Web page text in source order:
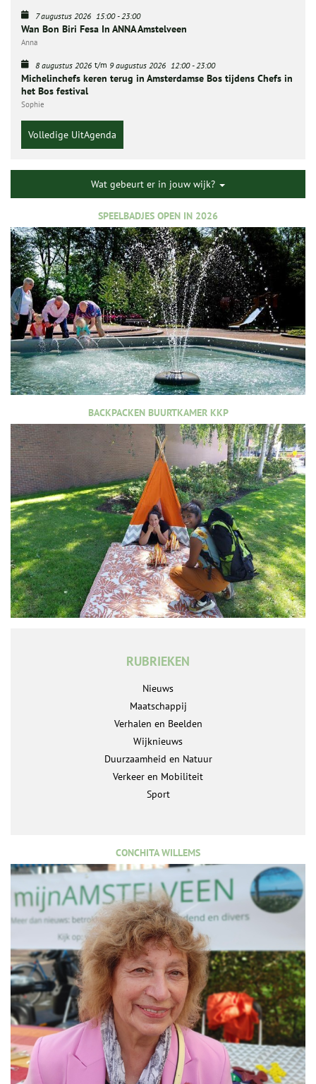
7 augustus 2026 15:00-23:00
Wan Bon Biri Fesa In ANNA Amstelveen
Anna
8 augustus 2026 t/m 9 augustus 2026 12:00-23:00
Michelinchefs keren terug in Amsterdamse Bos tijdens Chefs in
het Bos festival
Sophie
Volledige UitAgenda
Wat gebeurt er in jouw wijk?
SPEELBADJES OPEN IN 2026
BACKPACKEN BUURTKAMER KKP
RUBRIEKEN
Nieuws
Maatschappij
Verhalen en Beelden
Wijknieuws
Duurzaamheid en Natuur
Verkeer en Mobiliteit
Sport
CONCHITA WILLEMS